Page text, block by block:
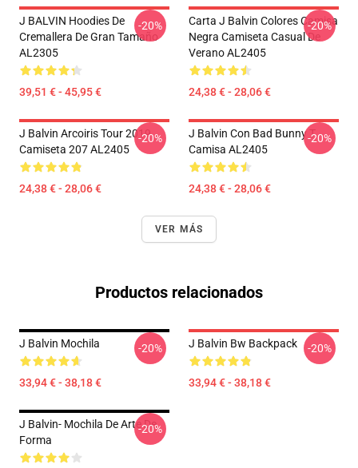
J BALVIN Hoodies De
Cremallera De Gran Tamaño
AL2305
39,51 € - 45,95 €
-20%
Carta J Balvin Colores Camisa
Negra Camiseta Casual De
Verano AL2405
24,38 € - 28,06 €
-20%
J Balvin Arcoiris Tour 2019
Camiseta 207 AL2405
24,38 € - 28,06 €
-20%
J Balvin Con Bad Bunny T
Camisa AL2405
24,38 € - 28,06 €
-20%
VER MÁS
Productos relacionados
J Balvin Mochila
33,94 € - 38,18 €
-20% J Balvin Bw Backpack
33,94 € - 38,18 €
-20%
J Balvin- Mochila De Arte De
Forma
-20%